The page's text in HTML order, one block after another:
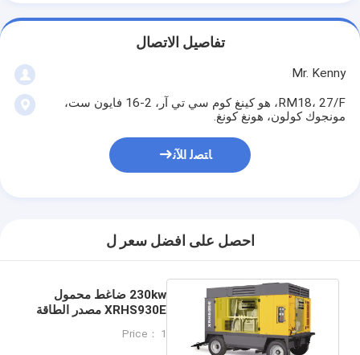
تفاصيل الاتصال
Mr. Kenny
RM18، 27/F، هو كينغ كوم سي تي آر، 2-16 فايون ست،
مونجوك كولون، هونغ كونغ.
ﺎﺘﺼﻟ ﺍﻶﻧ
احصل على افضل سعر ل
230kw ضاغط محمول
XRHS930E مصدر الطاقة
Price： 1